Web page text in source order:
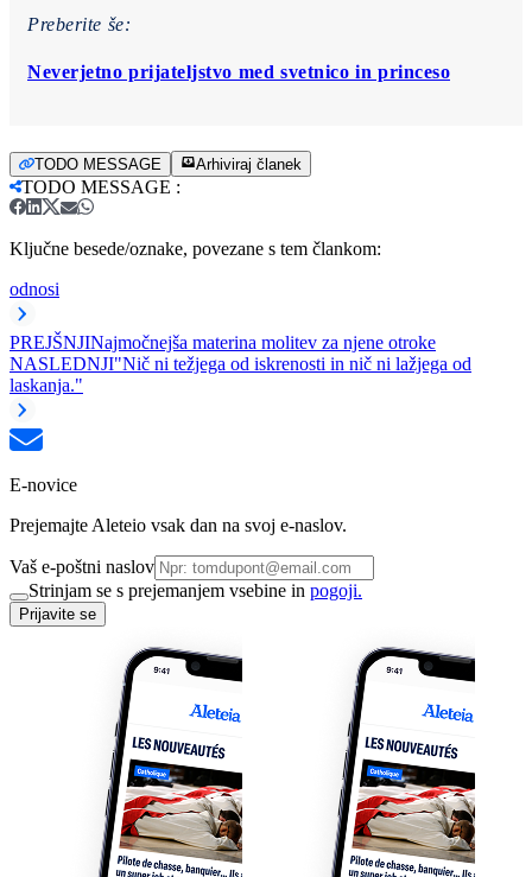
Preberite še:
Neverjetno prijateljstvo med svetnico in princeso
TODO MESSAGE Arhiviraj članek
TODO MESSAGE :
Ključne besede/oznake, povezane s tem člankom:
odnosi
PREJŠNJINajmočnejša materina molitev za njene otroke
NASLEDNJI"Nič ni težjega od iskrenosti in nič ni lažjega od
laskanja."
E-novice
Prejemajte Aleteio vsak dan na svoj e-naslov.
Vaš e-poštni naslov
Strinjam se s prejemanjem vsebine in pogoji.
Prijavite se